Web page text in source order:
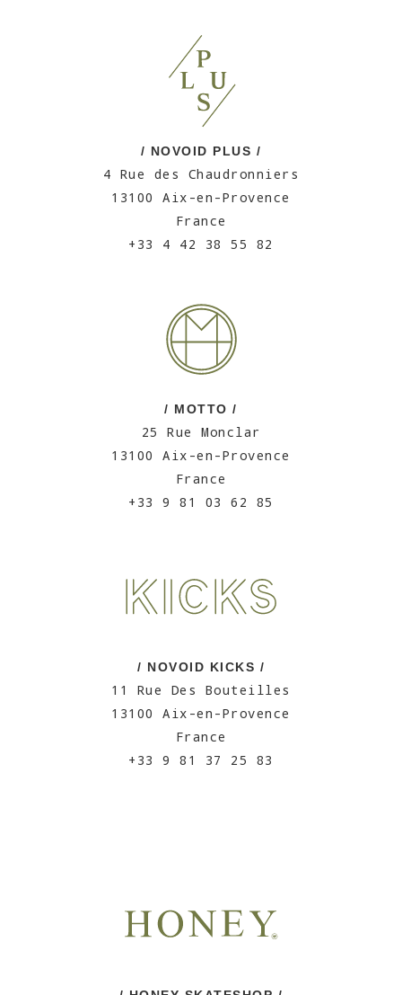
/ NOVOID PLUS /
4 Rue des Chaudronniers
13100 Aix-en-Provence
France
+33 4 42 38 55 82
/ MOTTO /
25 Rue Monclar
13100 Aix-en-Provence
France
+33 9 81 03 62 85
/ NOVOID KICKS /
11 Rue Des Bouteilles
13100 Aix-en-Provence
France
+33 9 81 37 25 83